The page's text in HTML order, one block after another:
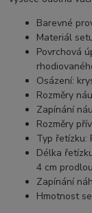
Barevné
Materiál
Povrchová
Osázení:
Rozměry
Zapínání
Rozměry
Typ řetízku:
Délka
4 cm
Zapínání
Hmotnost